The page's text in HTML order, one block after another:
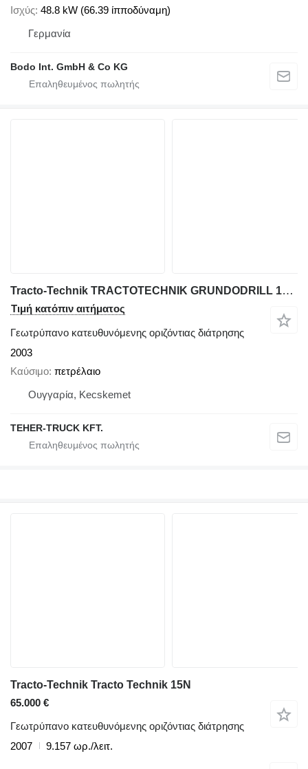
Ισχύς 48.8 kW (66.39 ίπποδύναμη)
Γερμανία
Bodo Int. GmbH & Co KG
Tracto-Technik TRACTOTECHNIK GRUNDODRILL 15X LAFETTE
Τιμή κατόπιν αιτήματος
Γεωτρύπανο κατευθυνόμενης οριζόντιας διάτρησης
2003
Καύσιμο πετρέλαιο
Ουγγαρία, Kecskemet
TEHER-TRUCK KFT.
Tracto-Technik Tracto Technik 15N
65.000 €
Γεωτρύπανο κατευθυνόμενης οριζόντιας διάτρησης
2007
9.157 ωρ./λειτ.